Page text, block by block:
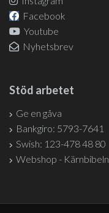
Facebook
Youtube
Nyhetsbrev
Stöd arbetet
Ge en gåva
Bankgiro: 5793-7641
Swish: 123-478 48 80
Webshop - Kärnbibeln